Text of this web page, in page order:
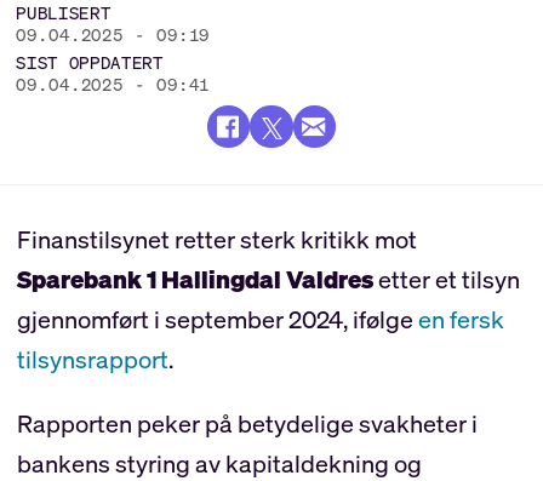
PUBLISERT
09.04.2025 - 09:19
SIST OPPDATERT
09.04.2025 - 09:41
Finanstilsynet retter sterk kritikk mot
Sparebank 1 Hallingdal Valdresetter et tilsyn
gjennomført i september 2024, ifølgeen fersk
tilsynsrapport.
Rapporten peker på betydelige svakheter i
bankens styring av kapitaldekning og